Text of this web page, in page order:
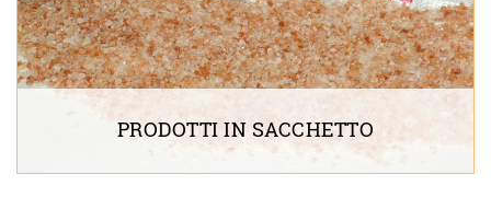
PRODOTTI IN SACCHETTO